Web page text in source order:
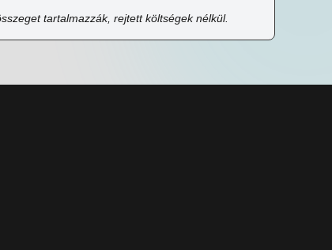
tartalmazzák, rejtett költségek nélkül.